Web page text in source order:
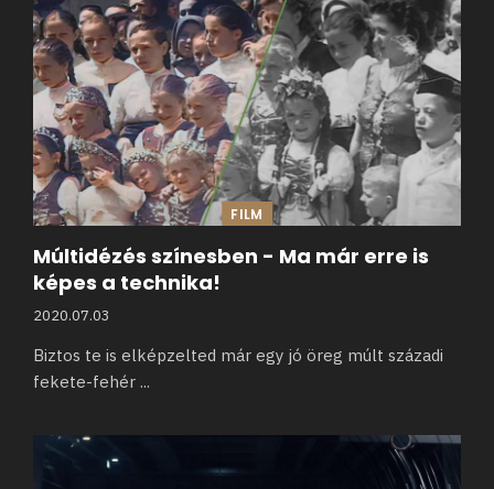
FILM
Múltidézés színesben - Ma már erre is
képes a technika!
2020.07.03
Biztos te is elképzelted már egy jó öreg múlt századi
fekete-fehér ...